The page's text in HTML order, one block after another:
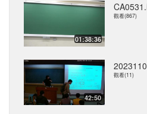
01:38:36
觀看(867)
42:50
觀看(11)